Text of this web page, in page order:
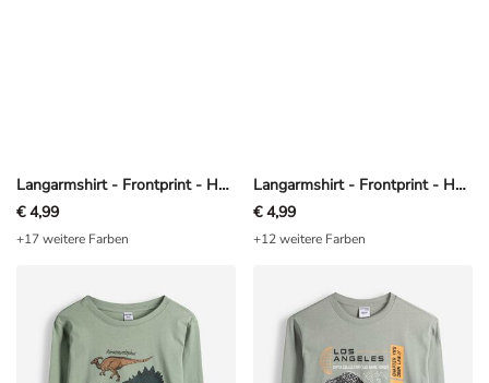
Langarmshirt - Frontprint - Hellgrau
€ 4,99
+17 weitere Farben
Langarmshirt - Frontprint - Hellblau
€ 4,99
+12 weitere Farben